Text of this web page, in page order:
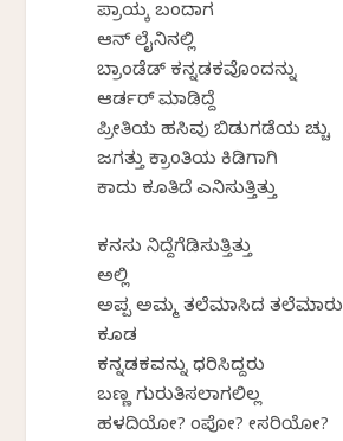
ಪ್ರಾಯಕ್ಕೆ ಬಂದಾಗ
ಆನ್ ಲೈನಿನಲ್ಲಿ
ಬ್ರಾಂಡೆಡ್ ಕನ್ನಡಕವೊಂದನ್ನು
ಆರ್ಡರ್ ಮಾಡಿದ್ದೆ
ಪ್ರೀತಿಯ ಹಸಿವು ಬಿಡುಗಡೆಯ ಕೆಚ್ಚು
ಜಗತ್ತು ಕ್ರಾಂತಿಯ ಕಿಡಿಗಾಗಿ
ಕಾದು ಕೂತಿದೆ ಎನಿಸುತ್ತಿತ್ತು
ಕನಸು ನಿದ್ದೆಗೆಡಿಸುತ್ತಿತ್ತು
ಅಲ್ಲಿ
ಅಪ್ಪ ಅಮ್ಮ ತಲೆಮಾಸಿದ ತಲೆಮಾರು
ಕೂಡ
ಕನ್ನಡಕವನ್ನು ಧರಿಸಿದ್ದರು
ಬಣ್ಣ ಗುರುತಿಸಲಾಗಲಿಲ್ಲ
ಹಳದಿಯೋ? ಕೆಂಪೋ? ಕೇಸರಿಯೋ?